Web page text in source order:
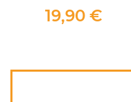
19,90 €